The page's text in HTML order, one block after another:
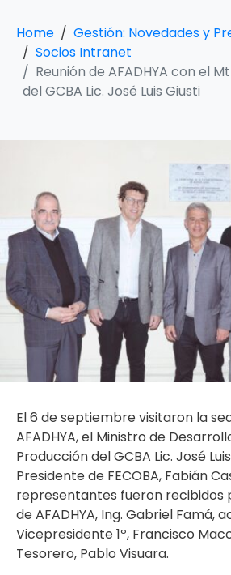
Home
Gestión: Novedades y
Socios Intranet
Reunión de AFADHYA con el
del GCBA Lic. José Luis Giusti
El 6 de septiembre visitaron la
AFADHYA, el Ministro de
Producción del GCBA Lic. José
Presidente de FECOBA, Fabián
representantes fueron recibidos
de AFADHYA, Ing. Gabriel Famá,
Vicepresidente 1º, Francisco
Tesorero, Pablo Visuara.